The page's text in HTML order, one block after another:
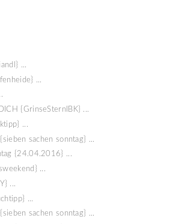
...
...
{GrinseSternIBK} ...
...
sachen sonntag} ...
{24.04.2016} ...
...
...
...
sachen sonntag} ...